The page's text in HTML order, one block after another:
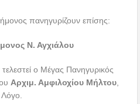
πανηγυρίζουν επίσης:
Ν. Αγχιάλου
ο Μέγας Πανηγυρικός
Αρχιμ. Αμφιλοχίου Μήλτου